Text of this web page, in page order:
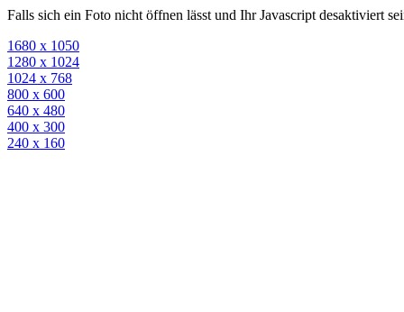
Falls sich ein Foto nicht öffnen lässt und Ihr Javascript desaktiviert
1680 x 1050
1280 x 1024
1024 x 768
800 x 600
640 x 480
400 x 300
240 x 160